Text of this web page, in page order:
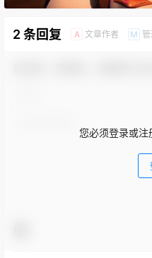
2 条回复 A 文章作者 M
您必须登录或注